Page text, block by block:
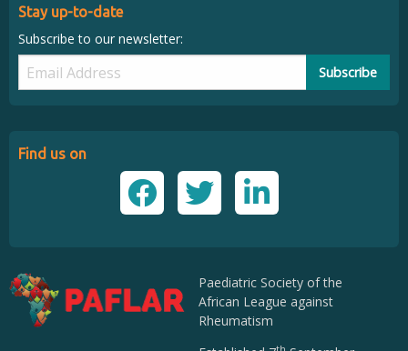
Stay up-to-date
Subscribe to our newsletter:
Subscribe
Find us on
Paediatric Society of the
African League against
Rheumatism